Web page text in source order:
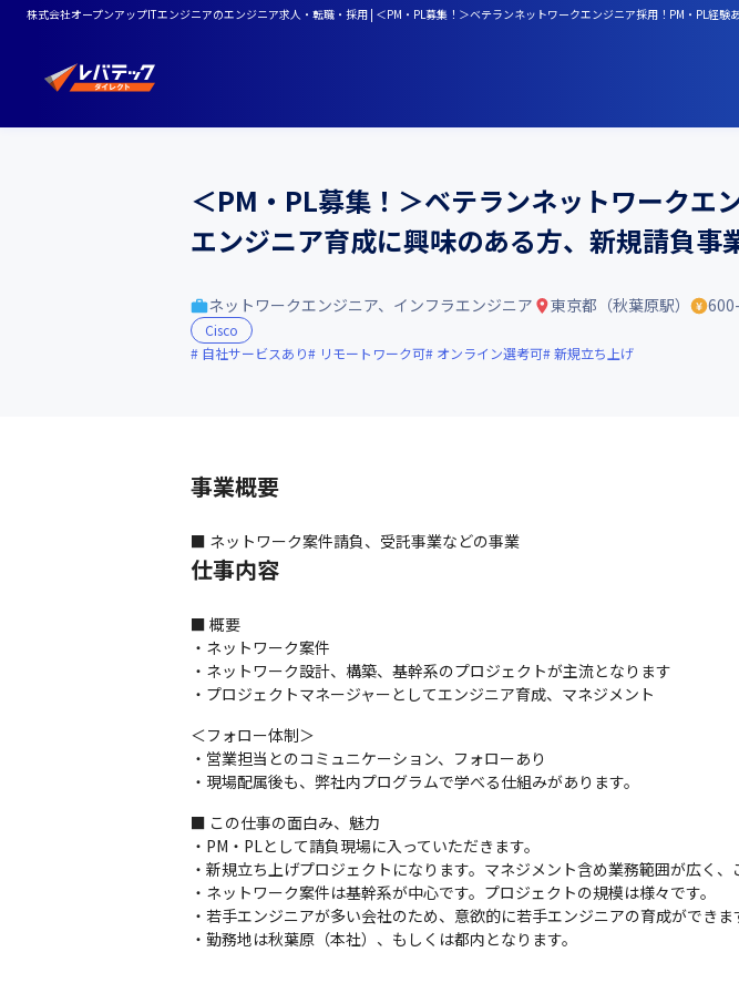
株式会社オープンアップITエンジニアのエンジニア求人・転職・採用 | ＜PM・PL募集！＞ベテランネットワークエンジニア採用！PM・PL経
＜PM・PL募集！＞ベテランネットワーク
エンジニア育成に興味のある方、新規請負事
ネットワークエンジニア、インフラエンジニア 東京都（秋葉原駅）
Cisco
自社サービスあり
リモートワーク可 オンライン選考可 新規立ち上げ
事業概要
■ ネットワーク案件請負、受託事業などの事業
仕事内容
■ 概要
・ネットワーク案件
・ネットワーク設計、構築、基幹系のプロジェクトが主流となります
・プロジェクトマネージャーとしてエンジニア育成、マネジメント
＜フォロー体制＞
・営業担当とのコミュニケーション、フォローあり
・現場配属後も、弊社内プログラムで学べる仕組みがあります。
■ この仕事の面白み、魅力
・PM・PLとして請負現場に入っていただきます。
・新規立ち上げプロジェクトになります。マネジメント含め業務範囲が広く、
・ネットワーク案件は基幹系が中心です。プロジェクトの規模は様々です。
・若手エンジニアが多い会社のため、意欲的に若手エンジニアの育成ができま
・勤務地は秋葉原（本社）、もしくは都内となります。